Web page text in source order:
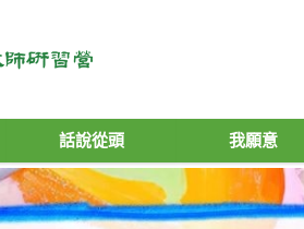
話說從頭 我願意